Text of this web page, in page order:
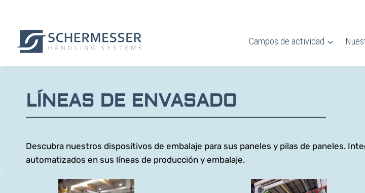
Campos de actividad
LÍNEAS DE ENVASADO
Descubra nuestros dispositivos de embalaje para sus paneles y pilas de paneles.
automatizados en sus líneas de producción y embalaje.